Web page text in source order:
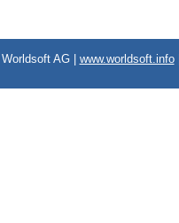
AG | www.worldsoft.info|